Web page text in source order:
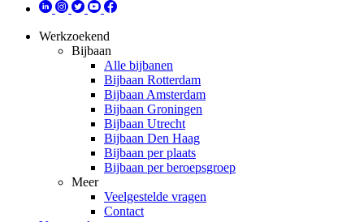
Werkzoekend
Bijbaan
Alle bijbanen
Bijbaan Rotterdam
Bijbaan Amsterdam
Bijbaan Groningen
Bijbaan Utrecht
Bijbaan Den Haag
Bijbaan per plaats
Bijbaan per beroepsgroep
Meer
Veelgestelde vragen
Contact